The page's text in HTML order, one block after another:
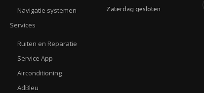
Navigatie systemen
Services
Ruiten en Reparatie
Service App
Airconditioning
AdBleu
Zaterdag gesloten